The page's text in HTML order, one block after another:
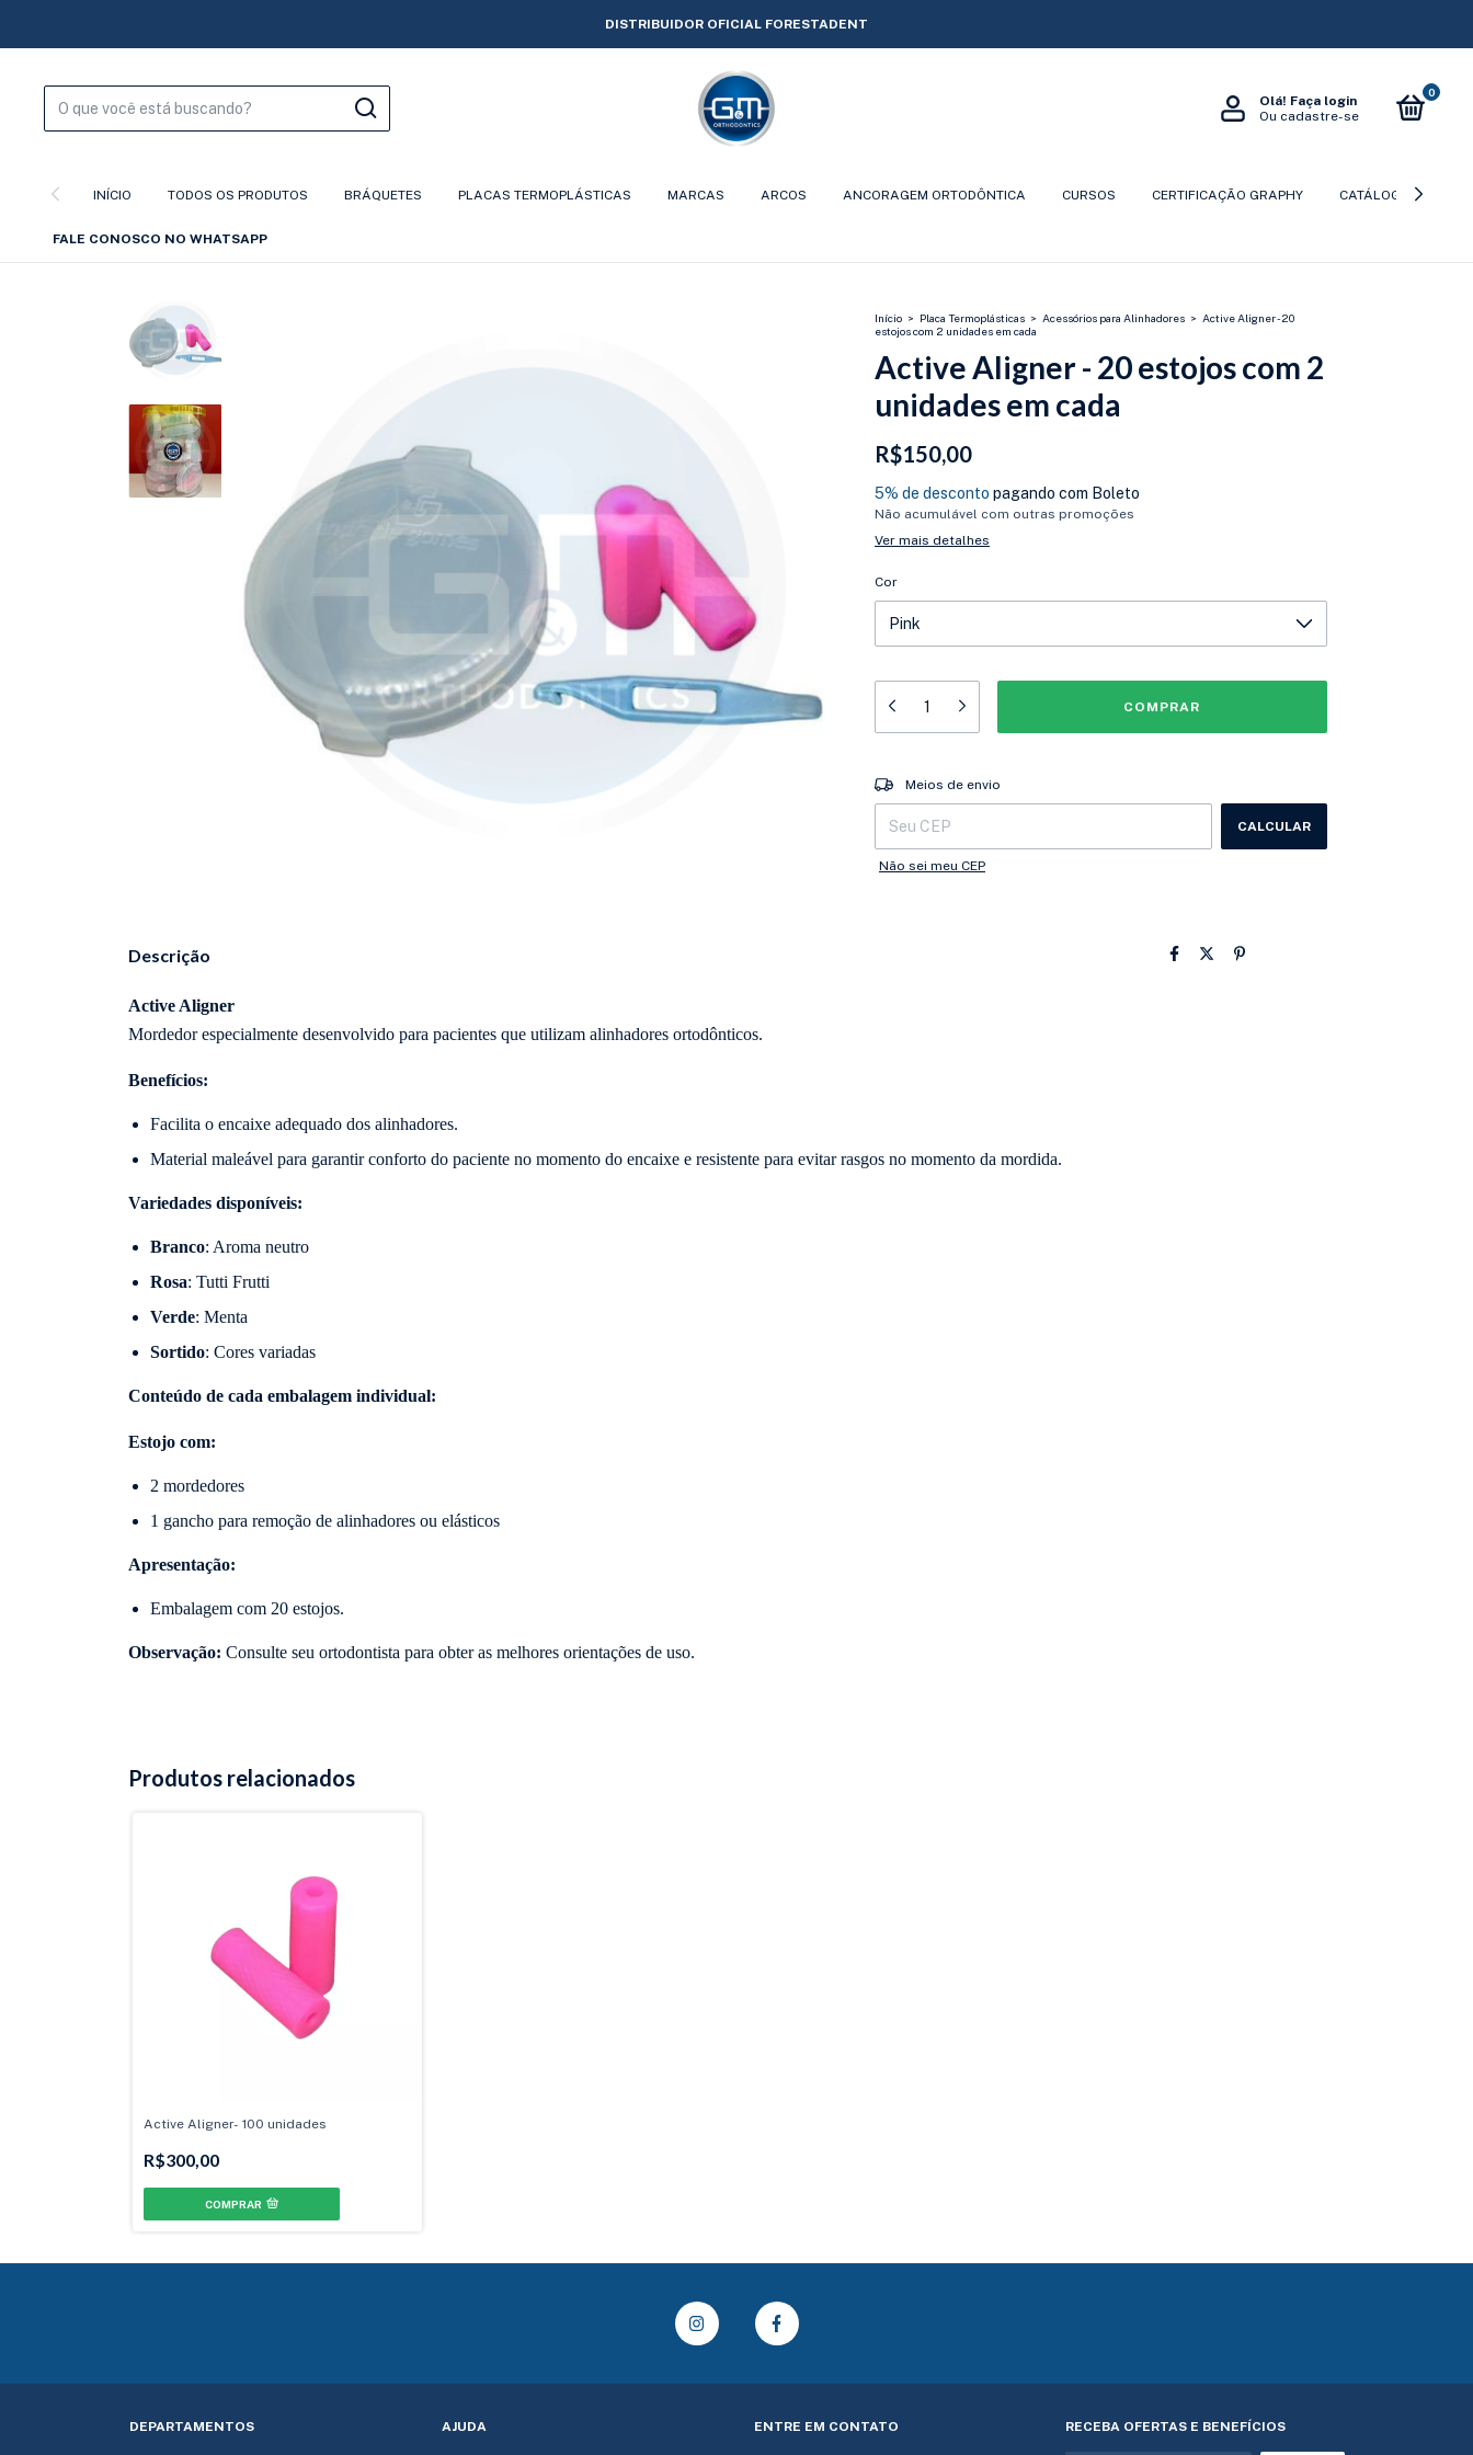
DISTRIBUIDOR OFICIAL FORESTADENT
Olá! Faça login
Ou cadastre-se
0
INÍCIO TODOS OS PRODUTOS BRÁQUETES PLACAS TERMOPLÁSTICAS MARCAS ARCOS ANCORAGEM ORTODÔNTICA CURSOS CERTIFICAÇÃO GRAPHY CATÁLOGOS
FALE CONOSCO NO WHATSAPP
Início > Placa Termoplásticas > Acessórios para Alinhadores > Active Aligner - 20
estojos com 2 unidades em cada
Active Aligner - 20 estojos com 2
unidades em cada
R$150,00
5% de desconto pagando com Boleto
Não acumulável com outras promoções
Ver mais detalhes
Cor
Entregas para o CEP:
Meios de envio
CALCULAR
Não sei meu CEP
Descrição
Active Aligner
Mordedor especialmente desenvolvido para pacientes que utilizam alinhadores ortodônticos.
Benefícios:
Facilita o encaixe adequado dos alinhadores.
Material maleável para garantir conforto do paciente no momento do encaixe e resistente para evitar rasgos no momento da mordida.
Variedades disponíveis:
Branco: Aroma neutro
Rosa: Tutti Frutti
Verde: Menta
Sortido: Cores variadas
Conteúdo de cada embalagem individual:
Estojo com:
2 mordedores
1 gancho para remoção de alinhadores ou elásticos
Apresentação:
Embalagem com 20 estojos.
Observação: Consulte seu ortodontista para obter as melhores orientações de uso.
Produtos relacionados
Active Aligner- 100 unidades
R$300,00
COMPRAR
DEPARTAMENTOS AJUDA ENTRE EM CONTATO RECEBA OFERTAS E BENEFÍCIOS